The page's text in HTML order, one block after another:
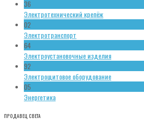
36
Электротехнический крепёж
02
Электротранспорт
64
Электроустановочные изделия
92
Электрощитовое оборудование
05
Энергетика
ПРОДАВЕЦ СВЕТА